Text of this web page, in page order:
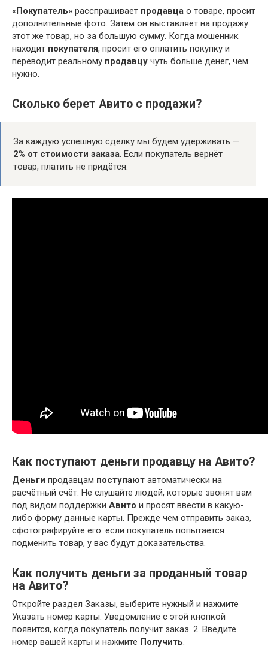
«Покупатель» расспрашивает продавца о товаре, просит
дополнительные фото. Затем он выставляет на продажу
этот же товар, но за большую сумму. Когда мошенник
находит покупателя, просит его оплатить покупку и
переводит реальному продавцу чуть больше денег, чем
нужно.
Сколько берет Авито с продажи?
За каждую успешную сделку мы будем удерживать —
2% от стоимости заказа. Если покупатель вернёт
товар, платить не придётся.
Как поступают деньги продавцу на Авито?
Деньги продавцам поступают автоматически на
расчётный счёт. Не слушайте людей, которые звонят вам
под видом поддержки Авито и просят ввести в какую-
либо форму данные карты. Прежде чем отправить заказ,
сфотографируйте его: если покупатель попытается
подменить товар, у вас будут доказательства.
Как получить деньги за проданный товар
на Авито?
Откройте раздел Заказы, выберите нужный и нажмите
Указать номер карты. Уведомление с этой кнопкой
появится, когда покупатель получит заказ. 2. Введите
номер вашей карты и нажмите Получить.